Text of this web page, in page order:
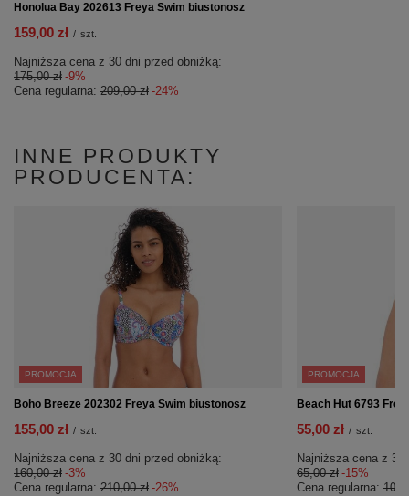
Honolua Bay 202613 Freya Swim biustonosz
159,00 zł / szt.
Najniższa cena z 30 dni przed obniżką:
175,00 zł -9%
Cena regularna: 209,00 zł -24%
INNE PRODUKTY
PRODUCENTA:
PROMOCJA
Boho Breeze 202302 Freya Swim biustonosz
155,00 zł / szt.
Najniższa cena z 30 dni przed obniżką:
160,00 zł -3%
Cena regularna: 210,00 zł -26%
PROMOCJA
Beach Hut 6793
55,00 zł / szt.
Najniższa cena z
65,00 zł -15%
Cena regularna: